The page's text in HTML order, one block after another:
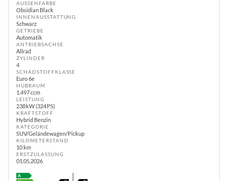
AUSSENFARBE
Obsidian Black
INNENAUSSTATTUNG
Schwarz
GETRIEBE
Automatik
ANTRIEBSACHSE
Allrad
ZYLINDER
4
SCHADSTOFFKLASSE
Euro 6e
HUBRAUM
1.497 ccm
LEISTUNG
238 kW (324 PS)
KRAFTSTOFF
Hybrid Benzin
KATEGORIE
SUV/Geländewagen/Pickup
KILOMETERSTAND
10 km
ERSTZULASSUNG
01.05.2026